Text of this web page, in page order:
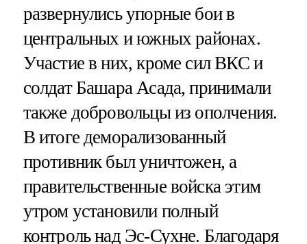
развернулись упорные бои в
центральных и южных районах.
Участие в них, кроме сил ВКС и
солдат Башара Асада, принимали
также добровольцы из ополчения.
В итоге деморализованный
противник был уничтожен, а
правительственные войска этим
утром установили полный
контроль над Эс-Сухне. Благодаря